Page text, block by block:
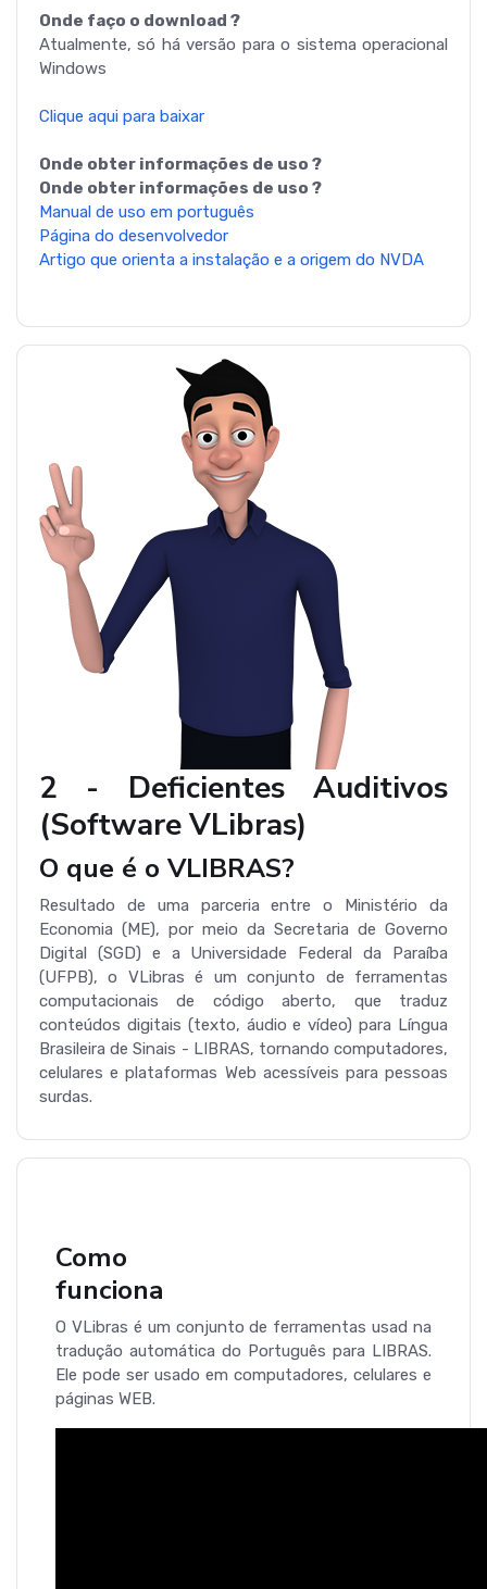
Onde faço o download ?
Atualmente, só há versão para o sistema operacional
Windows
Clique aqui para baixar
Onde obter informações de uso ?
Onde obter informações de uso ?
Manual de uso em português
Página do desenvolvedor
Artigo que orienta a instalação e a origem do NVDA
2 - Deficientes Auditivos
(Software VLibras)
O que é o VLIBRAS?
Resultado de uma parceria entre o Ministério da
Economia (ME), por meio da Secretaria de Governo
Digital (SGD) e a Universidade Federal da Paraíba
(UFPB), o VLibras é um conjunto de ferramentas
computacionais de código aberto, que traduz
conteúdos digitais (texto, áudio e vídeo) para Língua
Brasileira de Sinais - LIBRAS, tornando computadores,
celulares e plataformas Web acessíveis para pessoas
surdas.
Como
funciona
O VLibras é um conjunto de ferramentas usad na
tradução automática do Português para LIBRAS.
Ele pode ser usado em computadores, celulares e
páginas WEB.